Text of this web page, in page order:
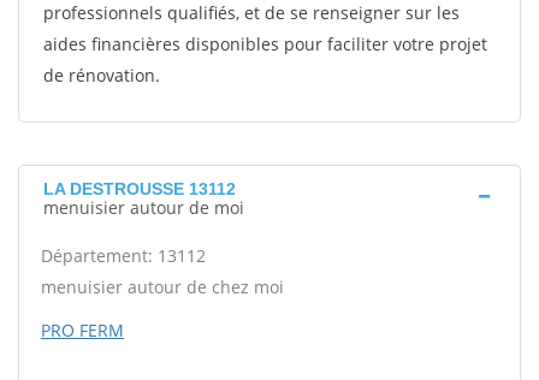
professionnels qualifiés, et de se renseigner sur les
aides financières disponibles pour faciliter votre projet
de rénovation.
LA DESTROUSSE 13112
menuisier autour de moi
Département: 13112
menuisier autour de chez moi
PRO FERM